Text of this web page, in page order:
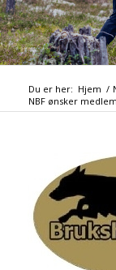
Du er her: Hjem /
NBF ønsker